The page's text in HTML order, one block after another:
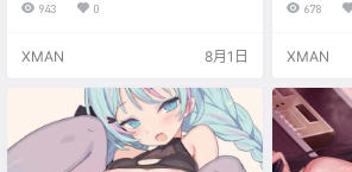
943 0
XMAN 8月1日
678
XMAN